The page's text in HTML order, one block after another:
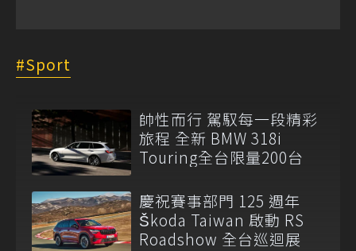
Sport
帥性而行 駕馭每一段精彩
旅程 全新 BMW 318i
Touring全台限量200台
慶祝賽事部門 125 週年
Škoda Taiwan 啟動 RS
Roadshow 全台巡迴展